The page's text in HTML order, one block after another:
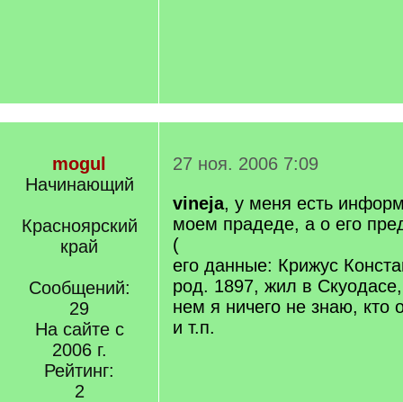
mogul
Начинающий
Красноярский
край
Сообщений:
29
На сайте с
2006 г.
Рейтинг:
2
27 ноя. 2006 7:09
vineja, у меня есть
моем прадеде, а о его
(
его данные: Крижус
род. 1897, жил в
нем я ничего не знаю, кто
и т.п.